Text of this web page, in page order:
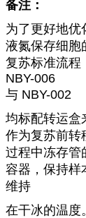
备注：
为了更好地优
液氮保存细胞
复苏标准流程
NBY-006
与 NBY-002
均标配转运盒
作为复苏前转
过程中冻存管
容器，保持样
维持
在干冰的温度